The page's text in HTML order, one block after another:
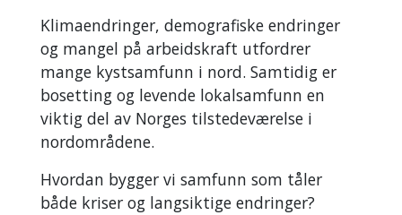
Klimaendringer, demografiske endringer
og mangel på arbeidskraft utfordrer
mange kystsamfunn i nord. Samtidig er
bosetting og levende lokalsamfunn en
viktig del av Norges tilstedeværelse i
nordområdene.
Hvordan bygger vi samfunn som tåler
både kriser og langsiktige endringer?